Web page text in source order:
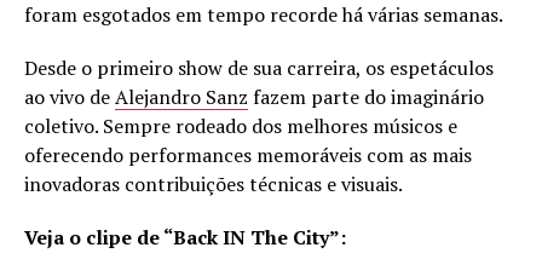
foram esgotados em tempo recorde há várias semanas.
Desde o primeiro show de sua carreira, os espetáculos
ao vivo deAlejandro Sanz fazem parte do imaginário
coletivo. Sempre rodeado dos melhores músicos e
oferecendo performances memoráveis com as mais
inovadoras contribuições técnicas e visuais.
Veja o clipe de “Back IN The City”: